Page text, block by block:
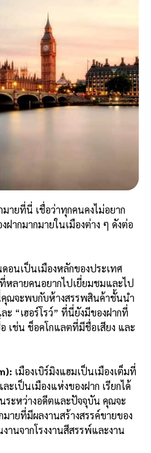
ายที่นี่ เชื่อว่าทุกคนคงไม่อยาก
ากมากมายในเมืองต่าง ๆ ดังต่อ
อนเป็นเมืองหลักของประเทศ
หลายคนอยากไปเยี่ยมชมและไป
ณจะพบกับห้างสรรพสินค้าชั้นนำ
ะ “เฮอร์โรว์” ที่นี่ยังมีของฝากที่
เช่น ช็อคโกแลตที่มีชื่อเสียง และ
เมืองเบิร์มิงแฮมเป็นเมืองเต็มที่
เป็นเมืองแห่งของฝาก เรียกได้
ระหว่างอดีตและปัจจุบัน คุณจะ
ายที่มีผลงานสร้างสรรค์ขายของ
านจากโรงงานสีสรรพ์และงาน